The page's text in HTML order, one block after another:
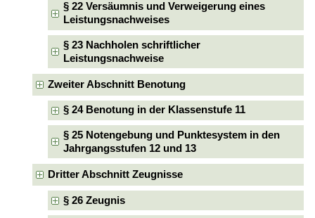
§ 22 Versäumnis und Verweigerung eines
Leistungsnachweises
§ 23 Nachholen schriftlicher
Leistungsnachweise
Zweiter Abschnitt Benotung
§ 24 Benotung in der Klassenstufe 11
§ 25 Notengebung und Punktesystem in den
Jahrgangsstufen 12 und 13
Dritter Abschnitt Zeugnisse
§ 26 Zeugnis